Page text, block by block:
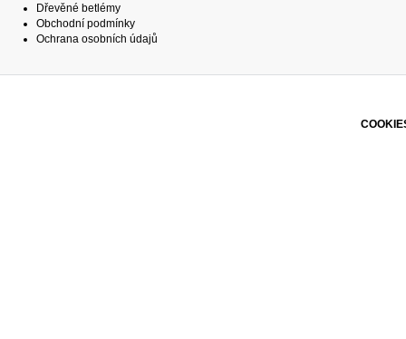
Dřevěné betlémy
Obchodní podmínky
Ochrana osobních údajů